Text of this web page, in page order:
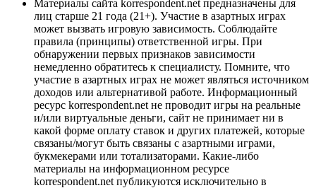
Материалы сайта korrespondent.net предназначены для
лиц старше 21 года (21+). Участие в азартных играх
может вызвать игровую зависимость. Соблюдайте
правила (принципы) ответственной игры. При
обнаружении первых признаков зависимости
немедленно обратитесь к специалисту. Помните, что
участие в азартных играх не может являться источником
доходов или альтернативой работе. Информационный
ресурс korrespondent.net не проводит игры на реальные
и/или виртуальные деньги, сайт не принимает ни в
какой форме оплату ставок и других платежей, которые
связаны/могут быть связаны с азартными играми,
букмекерами или тотализаторами. Какие-либо
материалы на информационном ресурсе
korrespondent.net публикуются исключительно в